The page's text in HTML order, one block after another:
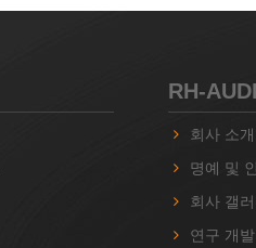
RH-
회사 소개
명예 및
회사 갤
연구 개발